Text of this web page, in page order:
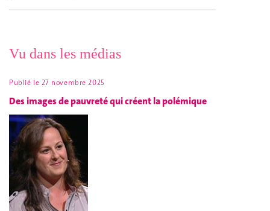
Vu dans les médias
Publié le 27 novembre 2025
Des images de pauvreté qui créent la polémique